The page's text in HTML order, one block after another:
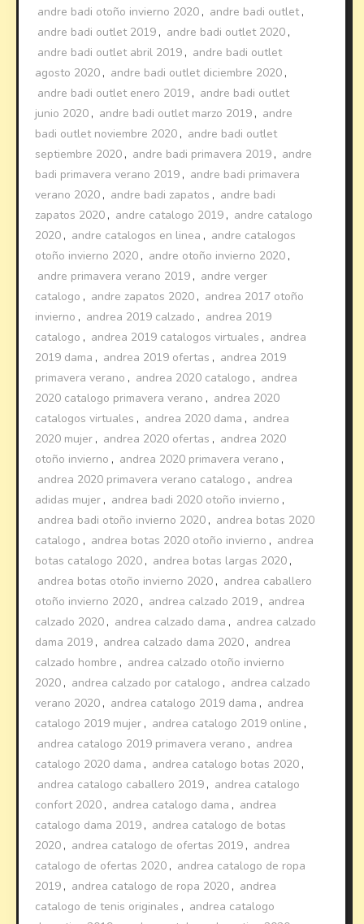
andre badi otoño invierno 2020 , andre badi outlet,
andre badi outlet 2019 , andre badi outlet 2020 ,
andre badi outlet abril 2019 , andre badi outlet
agosto 2020 , andre badi outlet diciembre 2020 ,
andre badi outlet enero 2019 , andre badi outlet
junio 2020 , andre badi outlet marzo 2019 , andre
badi outlet noviembre 2020 , andre badi outlet
septiembre 2020 , andre badi primavera 2019 , andre
badi primavera verano 2019 , andre badi primavera
verano 2020 , andre badi zapatos , andre badi
zapatos 2020 , andre catalogo 2019 , andre catalogo
2020 , andre catalogos en linea , andre catalogos
otoño invierno 2020 , andre otoño invierno 2020 ,
andre primavera verano 2019 , andre verger
catalogo , andre zapatos 2020 , andrea 2017 otoño
invierno , andrea 2019 calzado , andrea 2019
catalogo , andrea 2019 catalogos virtuales , andrea
2019 dama , andrea 2019 ofertas , andrea 2019
primavera verano , andrea 2020 catalogo , andrea
2020 catalogo primavera verano , andrea 2020
catalogos virtuales , andrea 2020 dama , andrea
2020 mujer , andrea 2020 ofertas , andrea 2020
otoño invierno , andrea 2020 primavera verano ,
andrea 2020 primavera verano catalogo , andrea
adidas mujer , andrea badi 2020 otoño invierno ,
andrea badi otoño invierno 2020 , andrea botas 2020
catalogo , andrea botas 2020 otoño invierno , andrea
botas catalogo 2020 , andrea botas largas 2020 ,
andrea botas otoño invierno 2020 , andrea caballero
otoño invierno 2020 , andrea calzado 2019 , andrea
calzado 2020 , andrea calzado dama , andrea calzado
dama 2019 , andrea calzado dama 2020 , andrea
calzado hombre , andrea calzado otoño invierno
2020 , andrea calzado por catalogo , andrea calzado
verano 2020 , andrea catalogo 2019 dama , andrea
catalogo 2019 mujer , andrea catalogo 2019 online ,
andrea catalogo 2019 primavera verano , andrea
catalogo 2020 dama , andrea catalogo botas 2020 ,
andrea catalogo caballero 2019 , andrea catalogo
confort 2020 , andrea catalogo dama , andrea
catalogo dama 2019 , andrea catalogo de botas
2020 , andrea catalogo de ofertas 2019 , andrea
catalogo de ofertas 2020 , andrea catalogo de ropa
2019 , andrea catalogo de ropa 2020 , andrea
catalogo de tenis originales , andrea catalogo